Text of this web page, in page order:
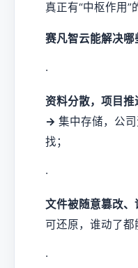
真正有“中枢作用”
赛凡智云能解决哪
·
资料分散，项目推
→ 集中存储，公
找；
·
文件被随意篡改
可还原，谁动了都
·